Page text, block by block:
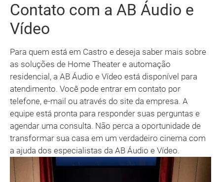
Contato com a AB Áudio e
Vídeo
Para quem está em Castro e deseja saber mais sobre
as soluções de Home Theater e automação
residencial, a AB Áudio e Vídeo está disponível para
atendimento. Você pode entrar em contato por
telefone, e-mail ou através do site da empresa. A
equipe está pronta para responder suas perguntas e
agendar uma consulta. Não perca a oportunidade de
transformar sua casa em um verdadeiro cinema com
a ajuda dos especialistas da AB Áudio e Vídeo.